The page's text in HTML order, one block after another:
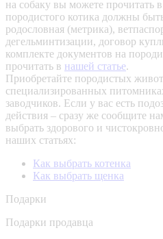
на собаку вы можете прочитать в
породистого котика должны
родословная (метрика),
дегельминтизации, договор
комплекте документов на
прочитать в нашей статье.
Приобретайте породистых
специализированных
заводчиков. Если у вас есть
действия – сразу же сообщите
выбрать здорового и
наших статьях:
Как выбрать котенка
Как выбрать щенка
Подарки
Подарки продавца